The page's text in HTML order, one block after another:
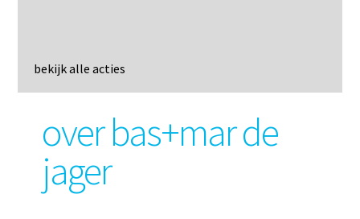
bekijk alle acties
over bas+mar de
jager